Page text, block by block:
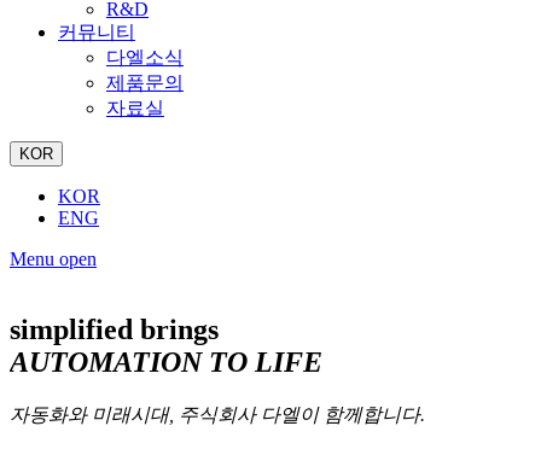
R&D
커뮤니티
다엘소식
제품문의
자료실
KOR
KOR
ENG
Menu open
simplified brings
AUTOMATION TO LIFE
자동화와 미래시대, 주식회사 다엘이 함께합니다.